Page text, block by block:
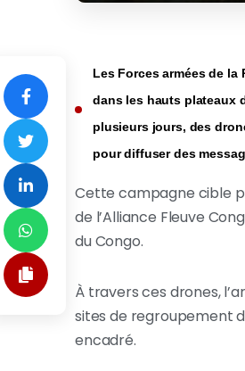
Les Forces armées de
dans les hauts plateaux
plusieurs jours, des
pour diffuser des
Cette campagne cible
de l’Alliance Fleuve
du Congo.
À travers ces drones,
sites de regroupement
encadré.